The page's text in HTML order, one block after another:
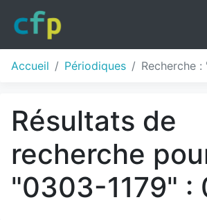
Accueil Périodiques Recherche
Résultats de
recherche
"0303-1179" :